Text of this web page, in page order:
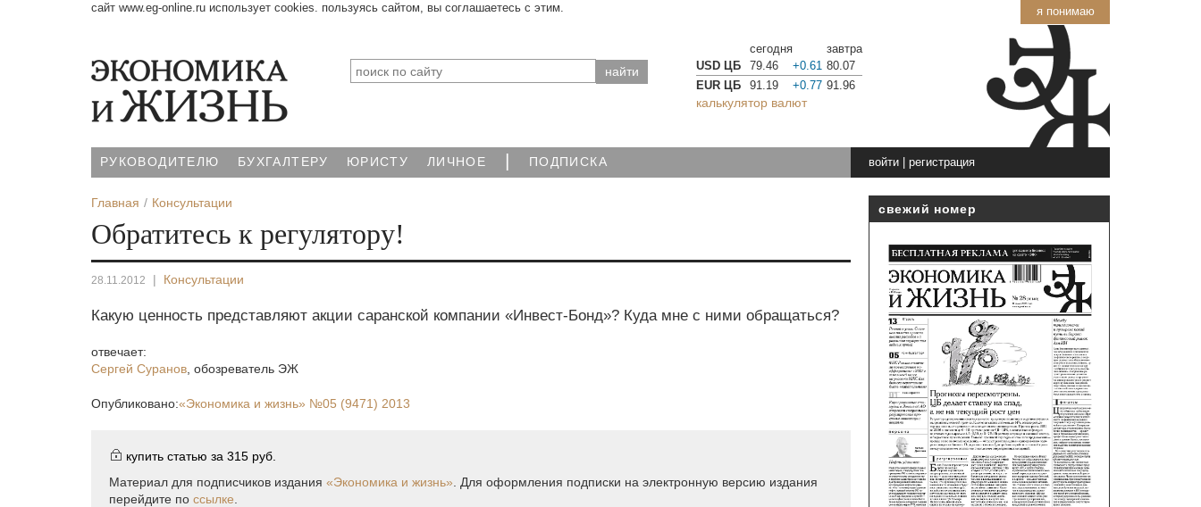
я понимаю
сайт www.eg-online.ru использует cookies. пользуясь сайтом, вы соглашаетесь с этим.
сегодня
завтра
USD ЦБ
79.46 +0.61 80.07
EUR ЦБ
91.19 +0.77 91.96
калькулятор валют
РУКОВОДИТЕЛЮ БУХГАЛТЕРУ ЮРИСТУ ЛИЧНОЕ | ПОДПИСКА войти| регистрация
Главная Консультации
Обратитесь к регулятору!
28.11.2012 | Консультации
Какую ценность представляют акции саранской компании «Инвест-Бонд»? Куда мне с ними обращаться?
отвечает:
Сергей Суранов обозреватель ЭЖ
Опубликовано:«Экономика и жизнь» №05 (9471) 2013
купить статью за 315 руб.
Материал для подписчиков издания «Экономика и жизнь» . Для оформления подписки на электронную версию издания
перейдите по ссылке
свежий номер